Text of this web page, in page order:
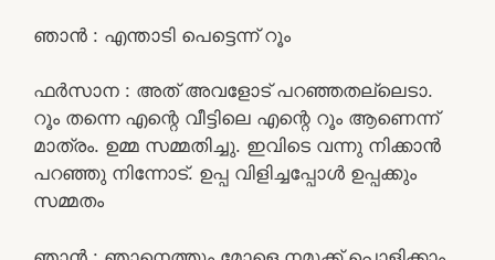
ഞാൻ : എന്താടി പെട്ടെന്ന് റൂം
ഫർസാന : അത് അവളോട്‌ പറഞ്ഞതല്ലെടാ.
റൂം തന്നെ എന്റെ വീട്ടിലെ എന്റെ റൂം ആണെന്ന്
മാത്രം. ഉമ്മ സമ്മതിച്ചു. ഇവിടെ വന്നു നിക്കാൻ
പറഞ്ഞു നിന്നോട്. ഉപ്പ വിളിച്ചപ്പോൾ ഉപ്പക്കും
സമ്മതം